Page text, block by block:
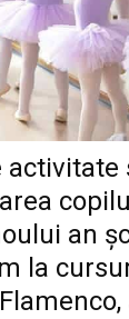
activitate
an
la